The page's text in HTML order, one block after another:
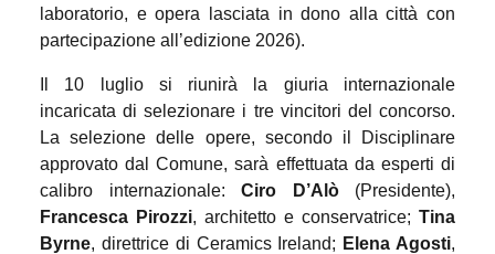
laboratorio, e opera lasciata in dono alla città con
partecipazione all’edizione 2026).
Il 10 luglio si riunirà la giuria internazionale
incaricata di selezionare i tre vincitori del concorso.
La selezione delle opere, secondo il Disciplinare
approvato dal Comune, sarà effettuata da esperti di
calibro internazionale: Ciro D’Alò(Presidente),
Francesca Pirozzi, architetto e conservatrice; Tina
Byrne, direttrice di Ceramics Ireland; Elena Agosti,